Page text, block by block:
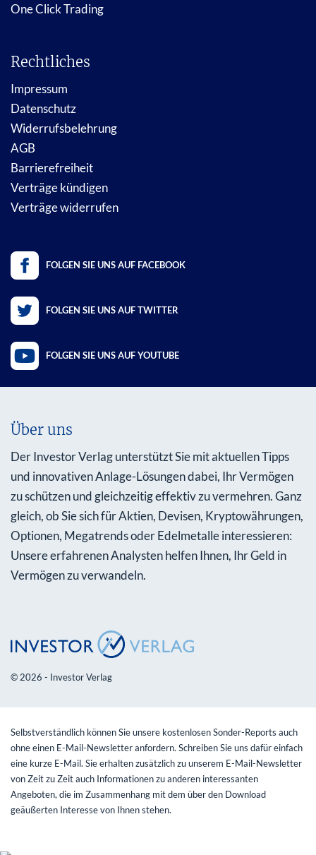
One Click Trading
Rechtliches
Impressum
Datenschutz
Widerrufsbelehrung
AGB
Barrierefreiheit
Verträge kündigen
Verträge widerrufen
FOLGEN SIE UNS AUF FACEBOOK
FOLGEN SIE UNS AUF TWITTER
FOLGEN SIE UNS AUF YOUTUBE
Über uns
Der Investor Verlag unterstützt Sie mit aktuellen Tipps
und innovativen Anlage-Lösungen dabei, Ihr Vermögen
zu schützen und gleichzeitig effektiv zu vermehren. Ganz
gleich, ob Sie sich für Aktien, Devisen, Kryptowährungen,
Optionen, Megatrends oder Edelmetalle interessieren:
Unsere erfahrenen Analysten helfen Ihnen, Ihr Geld in
Vermögen zu verwandeln.
© 2026 - Investor Verlag
Selbstverständlich können Sie unsere kostenlosen Sonder-Reports auch
ohne einen E-Mail-Newsletter anfordern. Schreiben Sie uns dafür einfach
eine kurze E-Mail. Sie erhalten zusätzlich zu unserem E-Mail-Newsletter
von Zeit zu Zeit auch Informationen zu anderen interessanten
Angeboten, die im Zusammenhang mit dem über den Download
geäußerten Interesse von Ihnen stehen.